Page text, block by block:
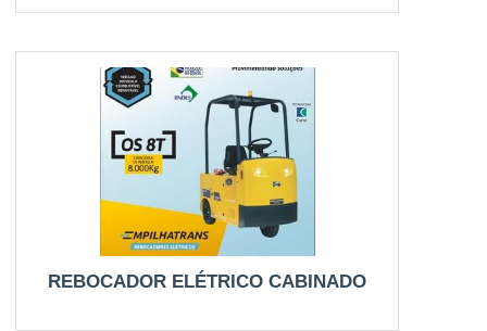
REBOCADOR ELÉTRICO CABINADO